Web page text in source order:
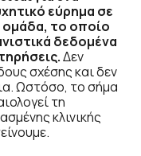
εύρημα σε
το οποίο
δεδομένα
Δεν
σχέσης και δεν
Ωστόσο, το σήμα
τη
κλινικής